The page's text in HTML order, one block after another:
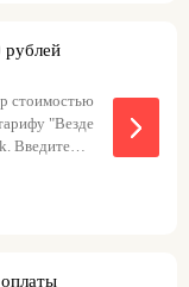
рублей
стоимостью
"Везде
Введите
с тарифом